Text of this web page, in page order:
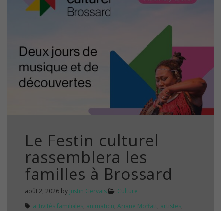
Le Festin culturel
rassemblera les
familles à Brossard
août 2, 2026 by Justin Gervais
Culture
activités familiales, animation, Ariane Moffatt, artistes,